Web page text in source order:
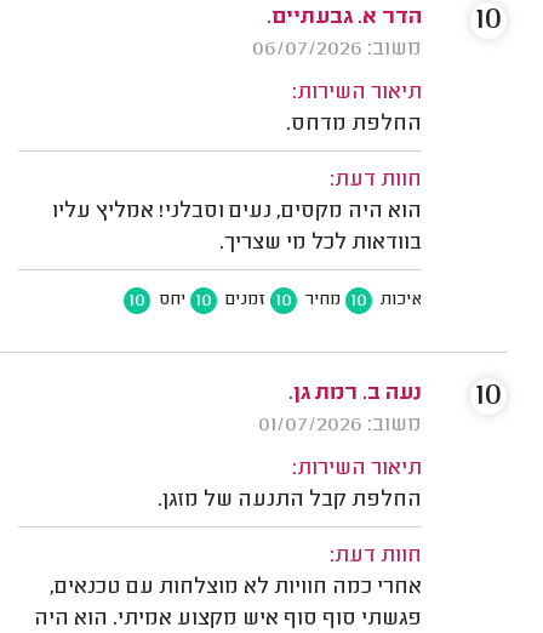
הדר א. גבעתיים.
משוב: 06/07/2026
תיאור השירות:
החלפת מדחס.
חוות דעת:
הוא היה מקסים, נעים וסבלני! אמליץ עליו
בוודאות לכל מי שצריך.
איכות 10 מחיר 10 זמנים 10 יחס 10
10
נעה ב. רמת גן.
משוב: 01/07/2026
תיאור השירות:
החלפת קבל התנעה של מזגן.
חוות דעת:
אחרי כמה חוויות לא מוצלחות עם טכנאים,
פגשתי סוף סוף איש מקצוע אמיתי. הוא היה
10